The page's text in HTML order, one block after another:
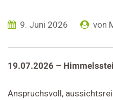
9. Juni 2026 von
19.07.2026 –
Anspruchsvoll,